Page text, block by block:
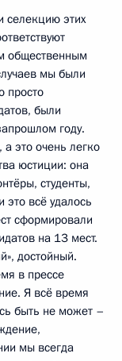
селекцию этих
общественным
мы были
просто
были
году.
а это очень легко
юстиции: она
студенты,
это всё удалось
сформировали
на 13 мест.
достойный.
в прессе
Я всё время
быть не может –
мы всегда